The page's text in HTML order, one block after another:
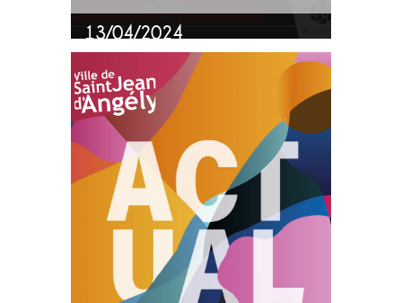
13/04/2024
PLUS
D'INFOS